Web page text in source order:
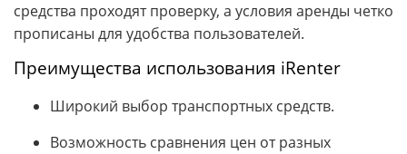
средства проходят проверку, а условия аренды четко
прописаны для удобства пользователей.
Преимущества использования iRenter
Широкий выбор транспортных средств.
Возможность сравнения цен от разных